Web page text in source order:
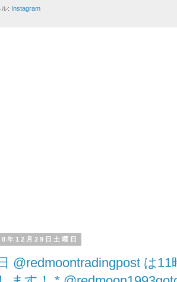
ル: Instagram
年12月29日土曜日
@redmoontradingpost は